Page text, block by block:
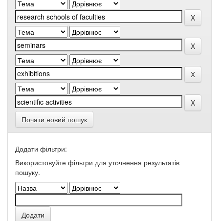
Почати новий пошук
Додати фільтри:
Використовуйте фільтри для уточнення результатів
пошуку.